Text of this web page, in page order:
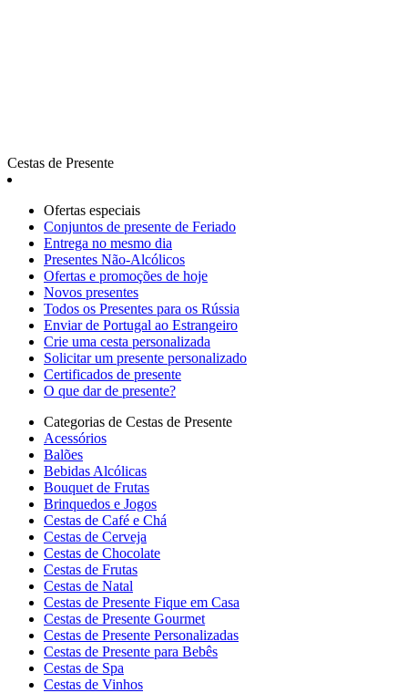
Cestas de Presente
Ofertas especiais
Сonjuntos de presente de Feriado
Entrega no mesmo dia
Presentes Não-Alcólicos
Ofertas e promoções de hoje
Novos presentes
Todos os Presentes para os Rússia
Enviar de Portugal ao Estrangeiro
Crie uma cesta personalizada
Solicitar um presente personalizado
Certificados de presente
O que dar de presente?
Categorias de Cestas de Presente
Acessórios
Balões
Bebidas Alcólicas
Bouquet de Frutas
Brinquedos e Jogos
Cestas de Café e Chá
Cestas de Cerveja
Cestas de Chocolate
Cestas de Frutas
Cestas de Natal
Cestas de Presente Fique em Casa
Cestas de Presente Gourmet
Cestas de Presente Personalizadas
Cestas de Presente para Bebês
Cestas de Spa
Cestas de Vinhos